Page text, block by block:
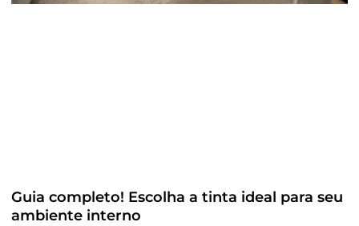
Guia completo! Escolha a tinta ideal para seu
ambiente interno